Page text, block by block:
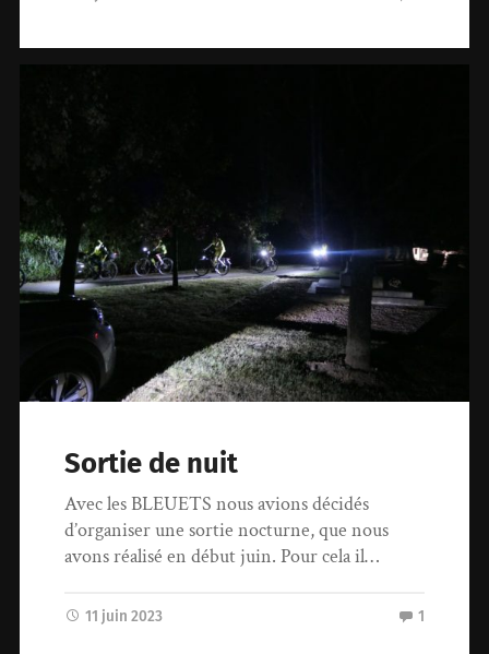
Sortie de nuit
Avec les BLEUETS nous avions décidés
d’organiser une sortie nocturne, que nous
avons réalisé en début juin. Pour cela il…
11 juin 2023 1